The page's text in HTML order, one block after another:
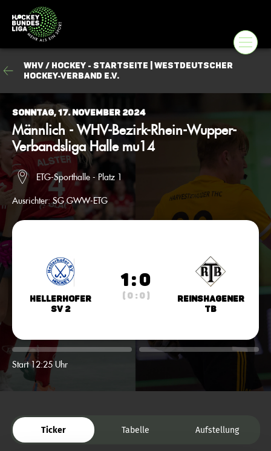
WHV / Hockey - Startseite | Westdeutscher
Hockey-Verband e.V.
Sonntag, 17. November 2024
Männlich - WHV-Bezirk-Rhein-Wupper-
Verbandsliga Halle mu14
ETG-Sporthalle - Platz 1
Ausrichter:SG GWW-ETG
Hellerhofer
SV 2
1 : 0
( 0 : 0 )
Reinshagener
TB
Start 12:25 Uhr
Ticker Tabelle Aufstellung